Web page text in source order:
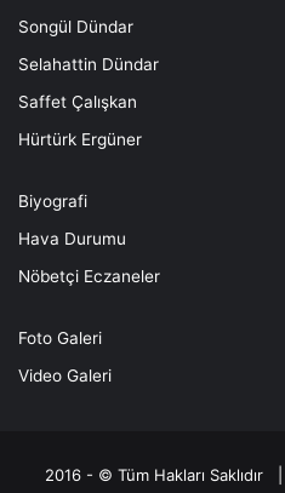
Songül Dündar
Selahattin Dündar
Saffet Çalışkan
Hürtürk Ergüner
Biyografi
Hava Durumu
Nöbetçi Eczaneler
Foto Galeri
Video Galeri
2016 - © Tüm Hakları Saklıdır